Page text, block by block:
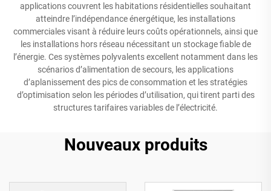
applications couvrent les habitations résidentielles souhaitant
atteindre l’indépendance énergétique, les installations
commerciales visant à réduire leurs coûts opérationnels, ainsi que
les installations hors réseau nécessitant un stockage fiable de
l’énergie. Ces systèmes polyvalents excellent notamment dans les
scénarios d’alimentation de secours, les applications
d’aplanissement des pics de consommation et les stratégies
d’optimisation selon les périodes d’utilisation, qui tirent parti des
structures tarifaires variables de l’électricité.
Nouveaux produits